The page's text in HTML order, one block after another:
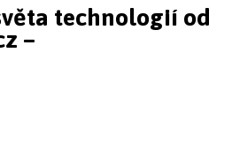
technologií od
–